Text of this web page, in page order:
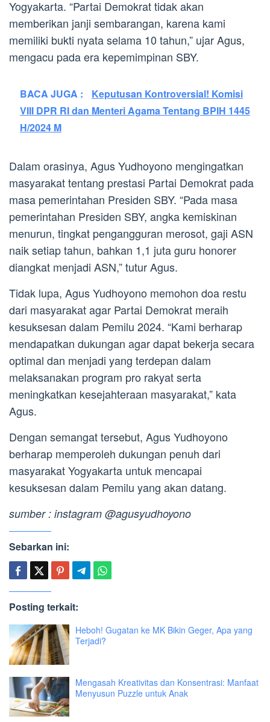
Yogyakarta. “Partai Demokrat tidak akan
memberikan janji sembarangan, karena kami
memiliki bukti nyata selama 10 tahun,” ujar Agus,
mengacu pada era kepemimpinan SBY.
BACA JUGA :
Keputusan Kontroversial! Komisi
VIII DPR RI dan Menteri Agama Tentang BPIH 1445
H/2024 M
Dalam orasinya, Agus Yudhoyono mengingatkan
masyarakat tentang prestasi Partai Demokrat pada
masa pemerintahan Presiden SBY. “Pada masa
pemerintahan Presiden SBY, angka kemiskinan
menurun, tingkat pengangguran merosot, gaji ASN
naik setiap tahun, bahkan 1,1 juta guru honorer
diangkat menjadi ASN,” tutur Agus.
Tidak lupa, Agus Yudhoyono memohon doa restu
dari masyarakat agar Partai Demokrat meraih
kesuksesan dalam Pemilu 2024. “Kami berharap
mendapatkan dukungan agar dapat bekerja secara
optimal dan menjadi yang terdepan dalam
melaksanakan program pro rakyat serta
meningkatkan kesejahteraan masyarakat,” kata
Agus.
Dengan semangat tersebut, Agus Yudhoyono
berharap memperoleh dukungan penuh dari
masyarakat Yogyakarta untuk mencapai
kesuksesan dalam Pemilu yang akan datang.
sumber : instagram @agusyudhoyono
Sebarkan ini:
Posting terkait:
Heboh! Gugatan ke MK Bikin Geger, Apa yang
Terjadi?
Mengasah Kreativitas dan Konsentrasi: Manfaat
Menyusun Puzzle untuk Anak